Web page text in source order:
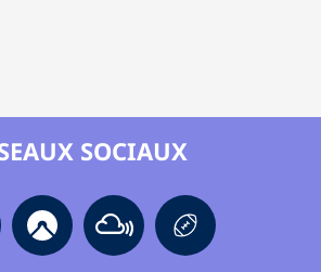
SOCIAUX